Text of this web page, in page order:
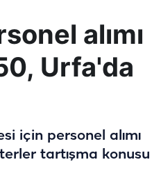
alımı
Urfa'da
için personel alımı
tartışma konusu